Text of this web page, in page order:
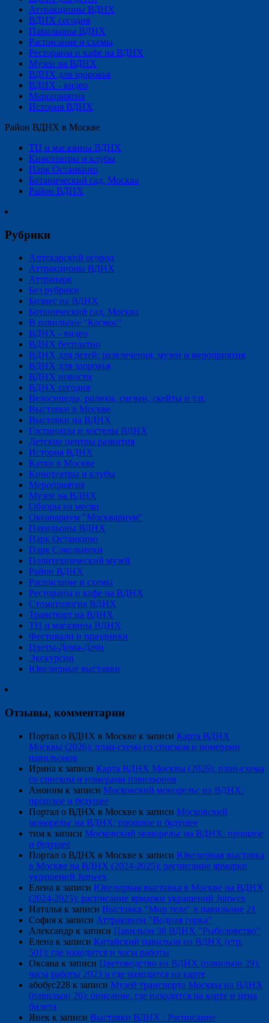
Аттракционы ВДНХ
ВДНХ сегодня
Павильоны ВДНХ
Расписание и схемы
Рестораны и кафе на ВДНХ
Музеи на ВДНХ
ВДНХ для здоровья
ВДНХ - видео
Мероприятия
История ВДНХ
Район ВДНХ в Москве
ТЦ и магазины ВДНХ
Кинотеатры и клубы
Парк Останкино
Ботанический сад, Москва
Район ВДНХ
Рубрики
Аптекарский огород
Аттракционы ВДНХ
Аттрапарк
Без рубрики
Бизнес на ВДНХ
Ботанический сад, Москва
В павильоне "Космос"
ВДНХ - видео
ВДНХ бесплатно
ВДНХ для детей: развлечения, музеи и мероприятия
ВДНХ для здоровья
ВДНХ новости
ВДНХ сегодня
Велосипеды, ролики, сигвеи, скейты и т.п.
Выставки в Москве
Выставки на ВДНХ
Гостиницы и хостелы ВДНХ
Детские центры развития
История ВДНХ
Катки в Москве
Кинотеатры и клубы
Мероприятия
Музеи на ВДНХ
Обзоры на месяц
Океанариум "Москвариум"
Павильоны ВДНХ
Парк Останкино
Парк Сокольники
Политехнический музей
Район ВДНХ
Расписание и схемы
Рестораны и кафе на ВДНХ
Стоматология ВДНХ
Транспорт на ВДНХ
ТЦ и магазины ВДНХ
Фестивали и праздники
Цветы-Дома-Дачи
Экскурсии
Ювелирные выставки
Отзывы, комментарии
Портал о ВДНХ в Москве к записи Карта ВДНХ
Москвы (2026): план-схема со списком и номерами
павильонов
Ирина к записи Карта ВДНХ Москвы (2026): план-схема
со списком и номерами павильонов
Аноним к записи Московский монорельс на ВДНХ:
прошлое и будущее
Портал о ВДНХ в Москве к записи Московский
монорельс на ВДНХ: прошлое и будущее
тим к записи Московский монорельс на ВДНХ: прошлое
и будущее
Портал о ВДНХ в Москве к записи Ювелирная выставка
в Москве на ВДНХ (2024-2025): расписание ярмарки
украшений Junwex
Елена к записи Ювелирная выставка в Москве на ВДНХ
(2024-2025): расписание ярмарки украшений Junwex
Наталья к записи Выставка "Мир тела" в павильоне 21
София к записи Аттракцион "Водная горка"
Александр к записи Павильон 38 ВДНХ "Рыболовство"
Елена к записи Китайский павильон на ВДНХ (стр.
501): где находится и часы работы
Оксана к записи Цветоводство на ВДНХ (павильон 29):
часы работы 2023 и где находится на карте
абобус228 к записи Музей транспорта Москвы на ВДНХ
(павильон 26): описание, где находится на карте и цена
билета
Янек к записи Выставки ВДНХ : Расписание